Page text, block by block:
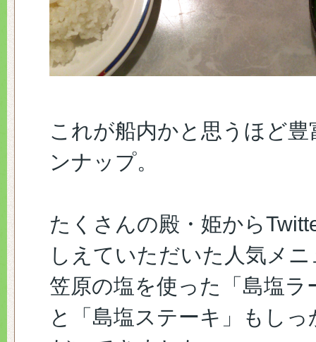
これが船内かと思うほど豊
ンナップ。
たくさんの殿・姫から
しえていただいた人気メ
笠原の塩を使った「島塩ラ
と「島塩ステーキ」もし